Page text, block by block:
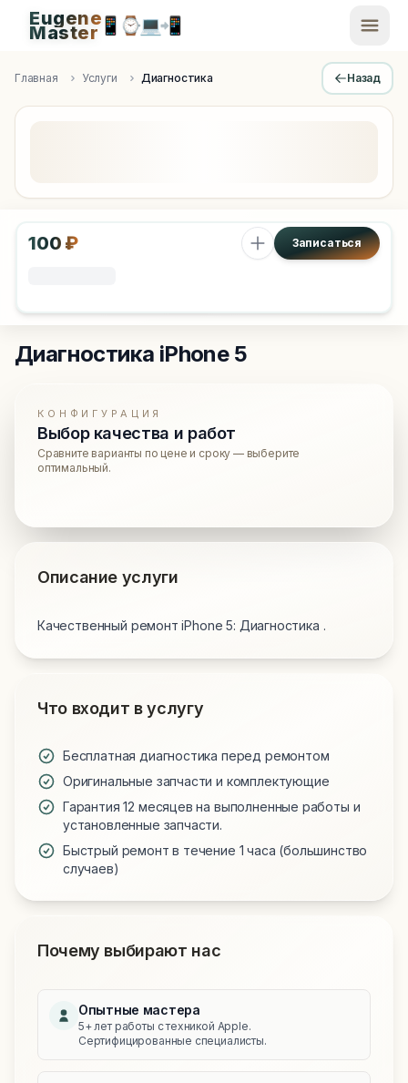
Apple Diagnostics & Engineering Authority in Saint
Eugene
Master📱 ⌚💻📲
Главная Услуги Диагностика Назад
100 ₽ Записаться
Диагностика iPhone 5
КОНФИГУРАЦИЯ
Выбор качества и работ
Сравните варианты по цене и сроку — выберите
оптимальный.
Описание услуги
Качественный ремонт iPhone 5: Диагностика .
Что входит в услугу
Бесплатная диагностика перед ремонтом
Оригинальные запчасти и комплектующие
Гарантия 12 месяцев на выполненные работы и
установленные запчасти.
Быстрый ремонт в течение 1 часа (большинство
случаев)
Почему выбирают нас
Опытные мастера
5+ лет работы с техникой Apple.
Сертифицированные специалисты.